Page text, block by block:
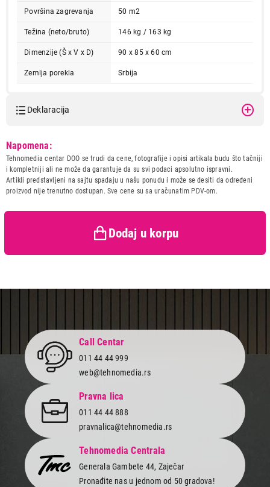
Površina zagrevanja 50 m2
Težina (neto/bruto) 146 kg / 163 kg
Dimenzije (Š x V x D) 90 x 85 x 60 cm
Zemlja porekla Srbija
Deklaracija
Naziv i vrsta robe:
SPORET I PEC NA DRVA I
PELET
Uvoznik:
ALFA-PLAM
Zemlja porekla:
Srbija
Prava potrošača:
Zagarantovana sva prava
zaštiti potrošača
Napomena:
Tehnomedia centar DOO se trudi da cene, fotografije i opisi artikala budu što tačniji
i kompletniji ali ne može da garantuje da su svi podaci apsolutno ispravni.
Artikli predstavljeni na sajtu spadaju u našu ponudu i može se desiti da određeni
proizvod nije trenutno dostupan. Sve cene su sa uračunatim PDV-om.
Dodaj u korpu
ŠPORETI I PEĆI NA DRVA I PELET
ALFA-90H DOMINANT B-D
Proizvod je dodat u korpu.
Nastavi kupovinu
Call Centar
011 44 44 999
web@tehnomedia.rs
Pravna lica
011 44 44 888
pravnalica@tehnomedia.rs
Tehnomedia Centrala
Generala Gambete 44, Zaječar
Pronađite nas u jednom od 50 gradova!